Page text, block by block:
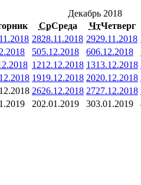
Декабрь 2018
СрСреда ЧтЧетверг
2828.11.2018 2929.11.2018
505.12.2018 606.12.2018
1212.12.2018 1313.12.2018
1919.12.2018 2020.12.2018
2626.12.2018 2727.12.2018
202.01.2019 303.01.2019